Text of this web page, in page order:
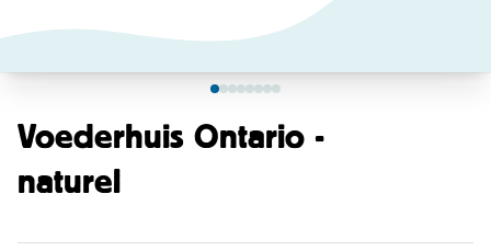
Voederhuis Ontario -
naturel